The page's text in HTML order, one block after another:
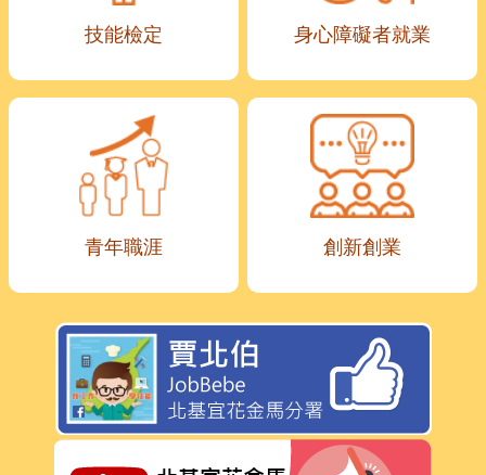
技能檢定 身心障礙者就業
青年職涯 創新創業